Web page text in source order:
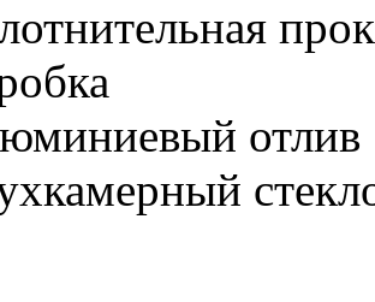
отлив